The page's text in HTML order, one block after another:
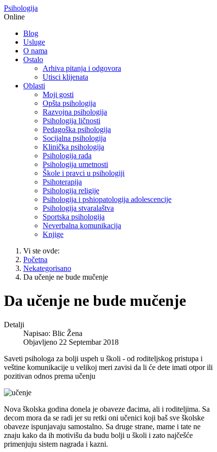
Psihologija
Online
Blog
Usluge
O nama
Ostalo
Arhiva pitanja i odgovora
Utisci klijenata
Oblasti
Moji gosti
Opšta psihologija
Razvojna psihologija
Psihologija ličnosti
Pedagoška psihologija
Socijalna psihologija
Klinička psihologija
Psihologija rada
Psihologija umetnosti
Škole i pravci u psihologiji
Psihoterapija
Psihologija religije
Psihologija i pshiopatologija adolescencije
Psihologija stvaralaštva
Sportska psihologija
Neverbalna komunikacija
Knjige
Vi ste ovde:
Početna
Nekategorisano
Da učenje ne bude mučenje
Da učenje ne bude mučenje
Detalji
Napisao: Blic Žena
Objavljeno 22 Septembar 2018
Saveti psihologa za bolji uspeh u školi - od roditeljskog pristupa i
veštine komunikacije u velikoj meri zavisi da li će dete imati otpor ili
pozitivan odnos prema učenju
Nova školska godina donela je obaveze đacima, ali i roditeljima. Sa
decom mora da se radi jer su retki oni učenici koji baš sve školske
obaveze ispunjavaju samostalno. Sa druge strane, mame i tate ne
znaju kako da ih motivišu da budu bolji u školi i zato najčešće
primenjuju sistem nagrada i kazni.